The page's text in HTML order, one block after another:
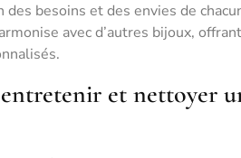
des besoins et des envies de
avec d’autres bijoux,
et nettoyer